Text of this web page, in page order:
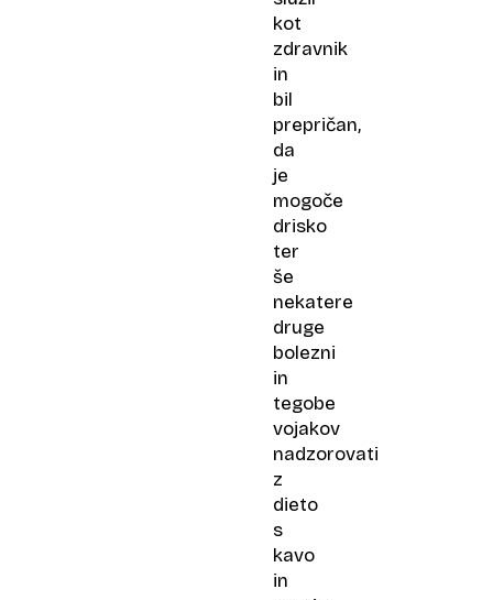
kot
zdravnik
in
bil
prepričan,
da
je
mogoče
drisko
ter
še
nekatere
druge
bolezni
in
tegobe
vojakov
nadzorovati
z
dieto
s
kavo
in